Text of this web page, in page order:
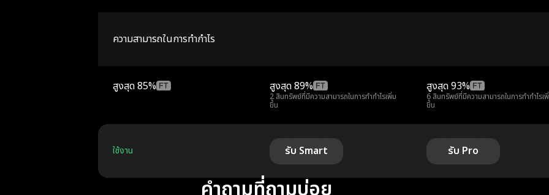
ความสามารถในการทำกำไร
สูงสุด85% สูงสุด89%
2 สินทรัพย์ที่มีความสามารถในการทำกำไรเพิ่ม
ขึ้น
สูงสุด93%
6 สินทรัพย์ที่มีความสามารถในการทำกำไรเ
ขึ้น
ใช้งาน รับ Smart รับ Pro